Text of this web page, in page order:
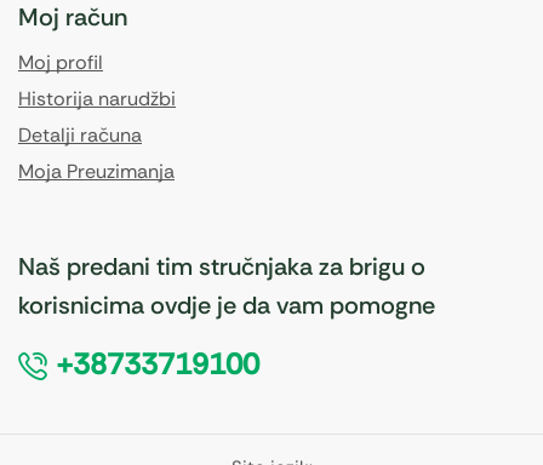
Moj račun
Moj profil
Historija narudžbi
Detalji računa
Moja Preuzimanja
Naš predani tim stručnjaka za brigu o
korisnicima ovdje je da vam pomogne
+38733719100